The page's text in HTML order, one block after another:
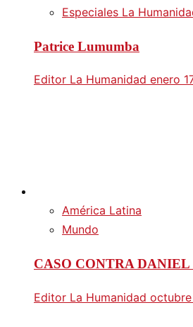
Especiales La
Patrice Lumumba
Editor La Humanidad enero
América Latina
Mundo
CASO CONTRA DANIEL
Editor La Humanidad